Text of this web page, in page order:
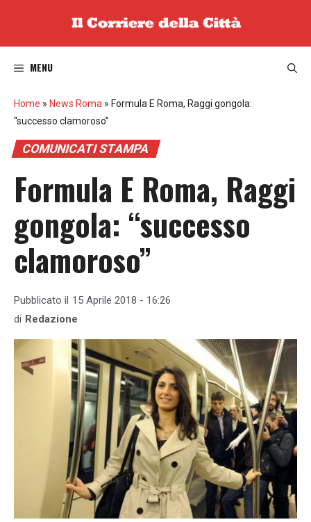
MENU
Home » News Roma » Formula E Roma, Raggi gongola:
“successo clamoroso”
COMUNICATI STAMPA
Formula E Roma, Raggi
gongola: “successo
clamoroso”
Pubblicato il 15 Aprile 2018 - 16:26
di Redazione